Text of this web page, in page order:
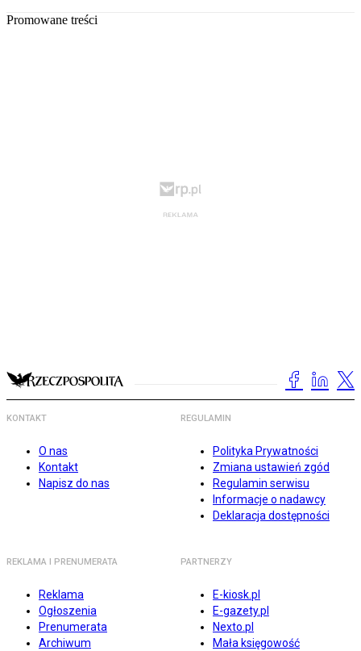
Promowane treści
KONTAKT
O nas
Kontakt
Napisz do nas
REGULAMIN
Polityka Prywatności
Zmiana ustawień zgód
Regulamin serwisu
Informacje o nadawcy
Deklaracja dostępności
REKLAMA I PRENUMERATA
Reklama
Ogłoszenia
Prenumerata
Archiwum
PARTNERZY
E-kiosk.pl
E-gazety.pl
Nexto.pl
Mała księgowość